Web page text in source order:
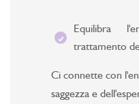
Equilibra
trattamento
Ci connette con
saggezza e